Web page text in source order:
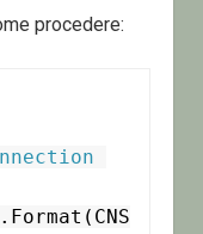
procedere:
.Format(CNS